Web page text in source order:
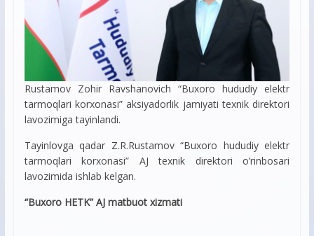
Rustamov Zohir Ravshanovich “Buxoro hududiy elektr
tarmoqlari korxonasi” aksiyadorlik jamiyati texnik direktori
lavozimiga tayinlandi.
Tayinlovga qadar Z.R.Rustamov “Buxoro hududiy elektr
tarmoqlari korxonasi” AJ texnik direktori o’rinbosari
lavozimida ishlab kelgan.
“Buxoro HETK” AJ matbuot xizmati